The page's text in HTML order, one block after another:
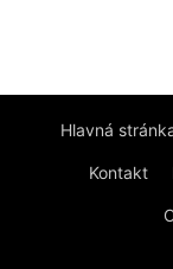
Hlavná
Kontakt